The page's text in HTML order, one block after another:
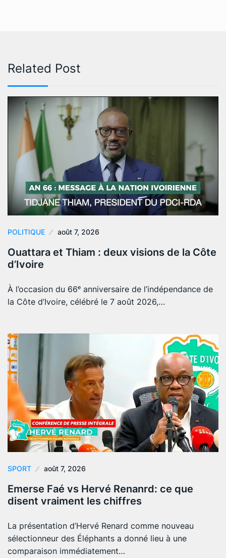
Related Post
POLITIQUE août 7, 2026
Ouattara et Thiam : deux visions de la Côte
d’Ivoire
À l’occasion du 66ᵉ anniversaire de l’indépendance de
la Côte d’Ivoire, célébré le 7 août 2026,…
SPORT août 7, 2026
Emerse Faé vs Hervé Renanrd: ce que
disent vraiment les chiffres
La présentation d’Hervé Renard comme nouveau
sélectionneur des Éléphants a donné lieu à une
comparaison immédiatement…